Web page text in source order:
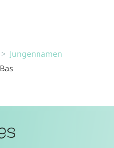
Jungennamen
Bas